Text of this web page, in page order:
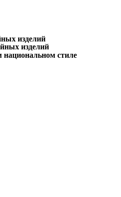
изделий
изделий
стиле